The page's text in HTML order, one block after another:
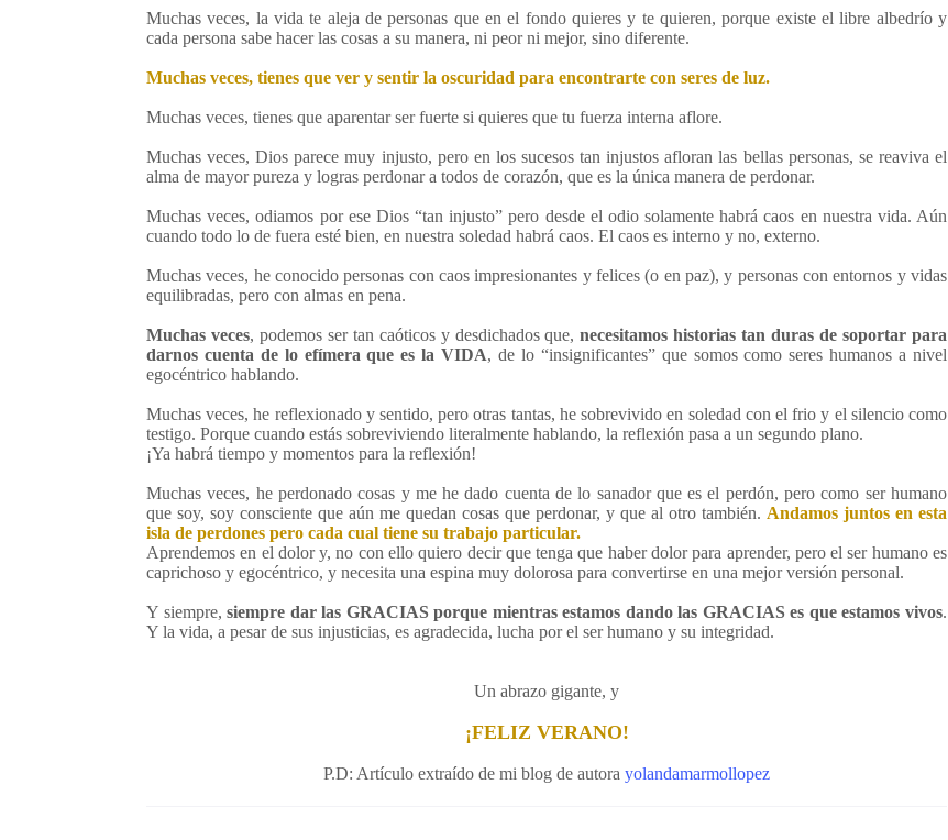
Muchas veces, la vida te aleja de personas que en el fondo quieres y te quieren, porque existe el libre albedrío y
cada persona sabe hacer las cosas a su manera, ni peor ni mejor, sino diferente.
Muchas veces, tienes que ver y sentir la oscuridad para encontrarte con seres de luz.
Muchas veces, tienes que aparentar ser fuerte si quieres que tu fuerza interna aflore.
Muchas veces, Dios parece muy injusto, pero en los sucesos tan injustos afloran las bellas personas, se reaviva el
alma de mayor pureza y logras perdonar a todos de corazón, que es la única manera de perdonar.
Muchas veces, odiamos por ese Dios “tan injusto” pero desde el odio solamente habrá caos en nuestra vida. Aún
cuando todo lo de fuera esté bien, en nuestra soledad habrá caos. El caos es interno y no, externo.
Muchas veces, he conocido personas con caos impresionantes y felices (o en paz), y personas con entornos y vidas
equilibradas, pero con almas en pena.
Muchas veces, podemos ser tan caóticos y desdichados que,necesitamos historias tan duras de soportar para
darnos cuenta de lo efímera que es la VIDA, de lo “insignificantes” que somos como seres humanos a nivel
egocéntrico hablando.
Muchas veces, he reflexionado y sentido, pero otras tantas, he sobrevivido en soledad con el frio y el silencio como
testigo. Porque cuando estás sobreviviendo literalmente hablando, la reflexión pasa a un segundo plano.
¡Ya habrá tiempo y momentos para la reflexión!
Muchas veces, he perdonado cosas y me he dado cuenta de lo sanador que es el perdón, pero como ser humano
que soy, soy consciente que aún me quedan cosas que perdonar, y que al otro también. Andamos juntos en esta
isla de perdones pero cada cual tiene su trabajo particular.
Aprendemos en el dolor y, no con ello quiero decir que tenga que haber dolor para aprender, pero el ser humano es
caprichoso y egocéntrico, y necesita una espina muy dolorosa para convertirse en una mejor versión personal.
Y siempre,siempre dar las GRACIAS porque mientras estamos dando las GRACIAS es que estamos vivos.
Y la vida, a pesar de sus injusticias, es agradecida, lucha por el ser humano y su integridad.
Un abrazo gigante, y
¡FELIZ VERANO!
P.D: Artículo extraído de mi blog de autora yolandamarmollopez